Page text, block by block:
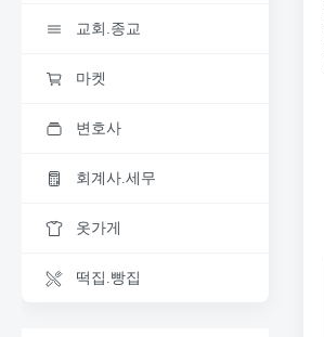
교회.종교
마켓
변호사
회계사.세무
옷가게
떡집.빵집